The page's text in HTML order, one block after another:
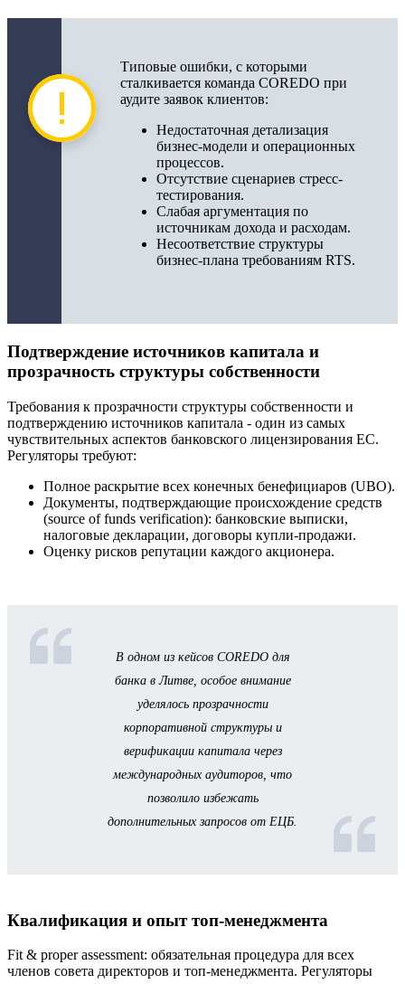
Типовые ошибки, с которыми
сталкивается команда COREDO при
аудите заявок клиентов:
Недостаточная детализация
бизнес-модели и операционных
процессов.
Отсутствие сценариев стресс-
тестирования.
Слабая аргументация по
источникам дохода и расходам.
Несоответствие структуры
бизнес-плана требованиям RTS.
Подтверждение источников капитала и
прозрачность структуры собственности
Требования к прозрачности структуры собственности и
подтверждению источников капитала - один из самых
чувствительных аспектов банковского лицензирования ЕС.
Регуляторы требуют:
Полное раскрытие всех конечных бенефициаров (UBO).
Документы, подтверждающие происхождение средств
(source of funds verification): банковские выписки,
налоговые декларации, договоры купли-продажи.
Оценку рисков репутации каждого акционера.
В одном из кейсов COREDO для
банка в Литве, особое внимание
уделялось прозрачности
корпоративной структуры и
верификации капитала через
международных аудиторов, что
позволило избежать
дополнительных запросов от ЕЦБ.
Квалификация и опыт топ-менеджмента
Fit & proper assessment: обязательная процедура для всех
членов совета директоров и топ-менеджмента. Регуляторы